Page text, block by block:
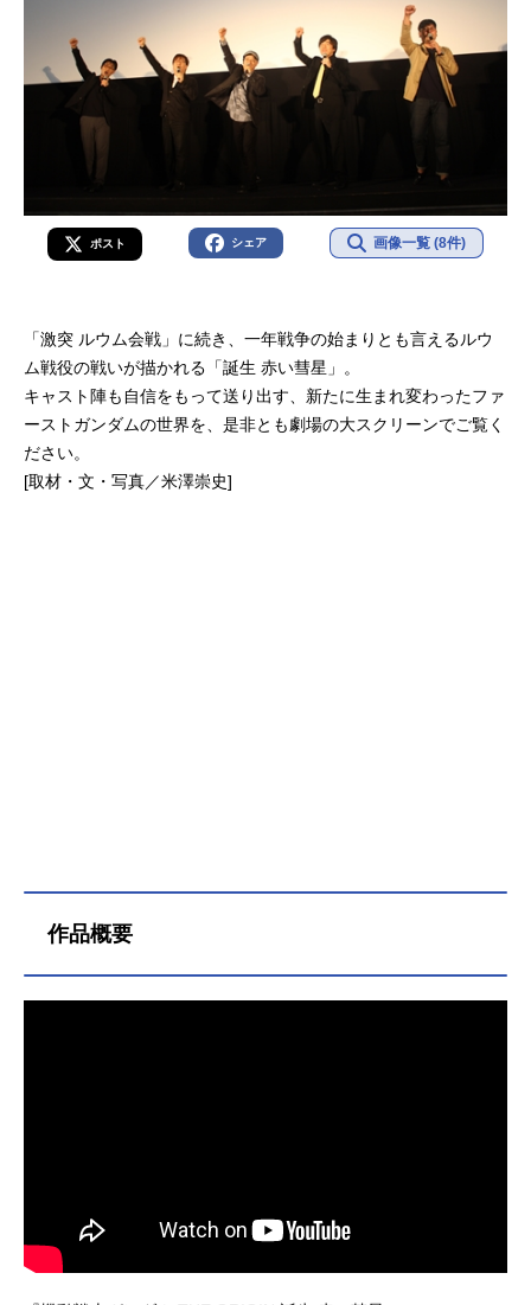
ポスト シェア 画像一覧 (8件)
「激突 ルウム会戦」に続き、一年戦争の始まりとも言えるルウ
ム戦役の戦いが描かれる「誕生 赤い彗星」。
キャスト陣も自信をもって送り出す、新たに生まれ変わったファ
ーストガンダムの世界を、是非とも劇場の大スクリーンでご覧く
ださい。
[取材・文・写真／米澤崇史]
作品概要